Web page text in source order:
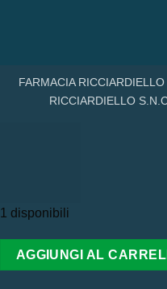
FARMACIA
RICCIARDIELLO
1 disponibili
AGGIUNGI AL